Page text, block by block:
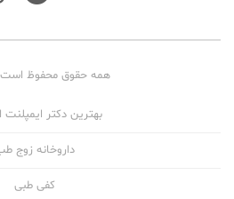
همه حقوق محفوظ است ©
بهترین دکتر ایمپلنت
داروخانه زوج
کفی طبی